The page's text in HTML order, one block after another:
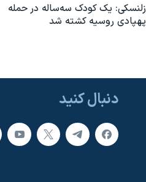
زلنسکی: یک کودک سه‌ساله در حمله
پهپادی روسیه کشته شد
دنبال کنید